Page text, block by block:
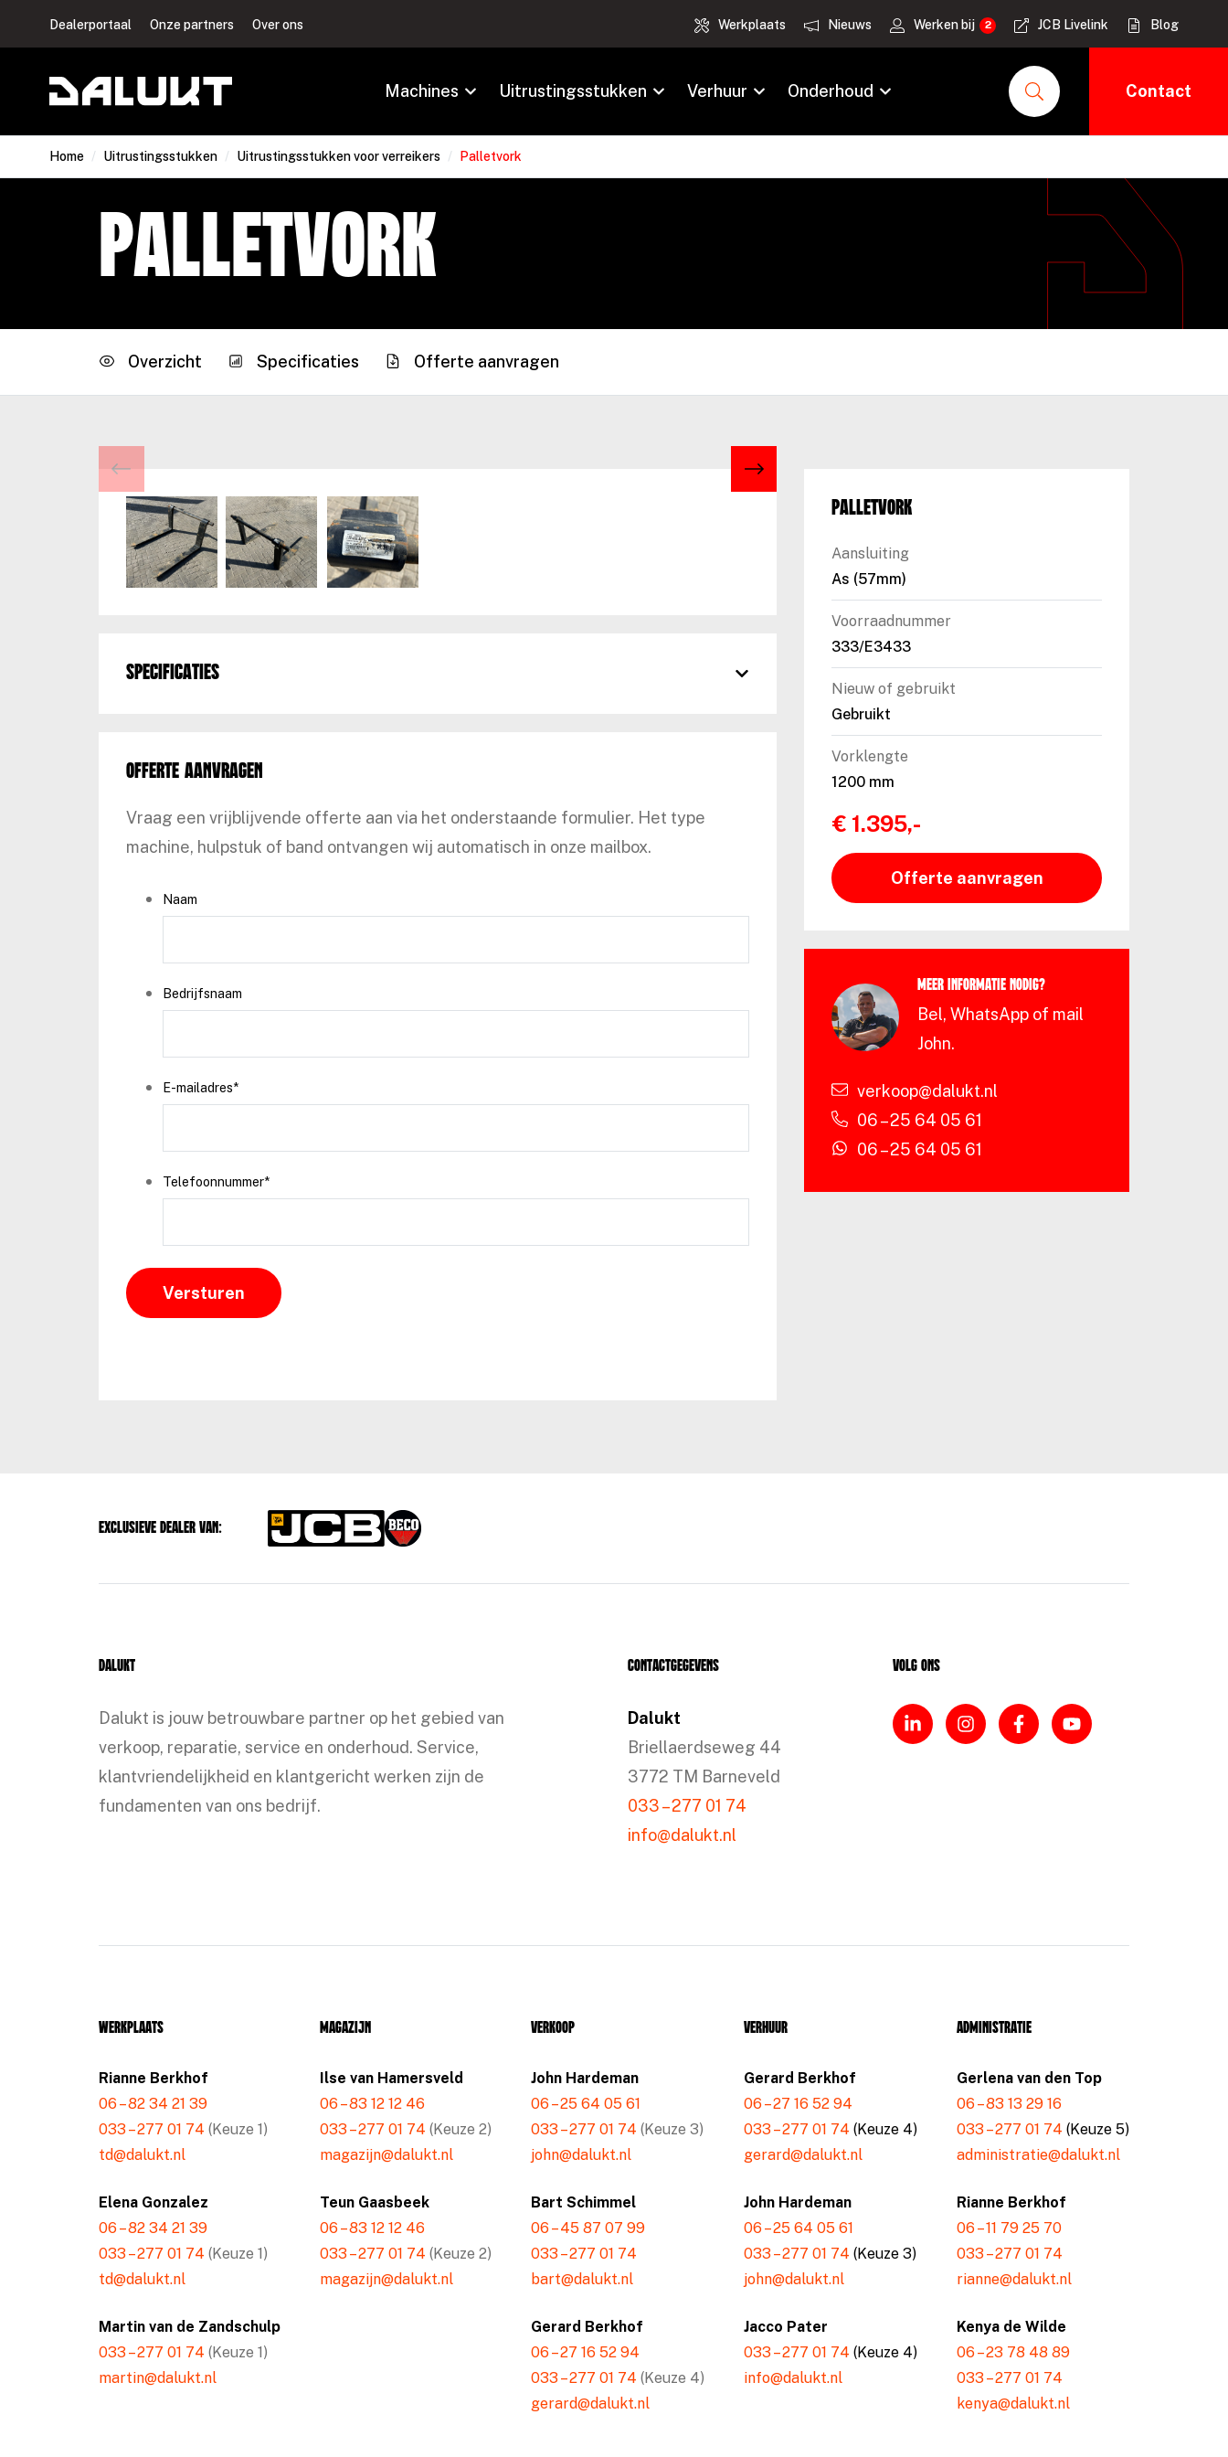
Dealerportaal Onze partners Over ons Werkplaats Nieuws Werken bij JCB Livelink Blog
Machines Uitrustingsstukken Verhuur Onderhoud Contact
Home / Uitrustingsstukken / Uitrustingsstukken voor verreikers / Palletvork
Palletvork
Overzicht Specificaties Offerte aanvragen
Specificaties
Offerte aanvragen
Vraag een vrijblijvende offerte aan via het onderstaande formulier. Het type
machine, hulpstuk of band ontvangen wij automatisch in onze mailbox.
Naam
Bedrijfsnaam
E-mailadres*
Telefoonnummer*
Palletvork
Aansluiting
As (57mm)
Voorraadnummer
333/E3433
Nieuw of gebruikt
Gebruikt
Vorklengte
1200 mm
€ 1.395,-
Offerte aanvragen
Meer informatie nodig?
Bel, WhatsApp of mail
John.
verkoop@dalukt.nl
06 – 25 64 05 61
06 – 25 64 05 61
Exclusieve dealer van:
Dalukt
Dalukt is jouw betrouwbare partner op het gebied van
verkoop, reparatie, service en onderhoud. Service,
klantvriendelijkheid en klantgericht werken zijn de
fundamenten van ons bedrijf.
Contactgegevens
Dalukt
Briellaerdseweg 44
3772 TM Barneveld
033 – 277 01 74
info@dalukt.nl
Volg ons
Werkplaats
Rianne Berkhof
06 – 82 34 21 39
033 – 277 01 74 (Keuze 1)
td@dalukt.nl
Elena Gonzalez
06 – 82 34 21 39
033 – 277 01 74 (Keuze 1)
td@dalukt.nl
Martin van de Zandschulp
033 – 277 01 74 (Keuze 1)
martin@dalukt.nl
Magazijn
Ilse van Hamersveld
06 – 83 12 12 46
033 – 277 01 74 (Keuze 2)
magazijn@dalukt.nl
Teun Gaasbeek
06 – 83 12 12 46
033 – 277 01 74 (Keuze 2)
magazijn@dalukt.nl
Verkoop
John Hardeman
06 – 25 64 05 61
033 – 277 01 74 (Keuze 3)
john@dalukt.nl
Bart Schimmel
06 – 45 87 07 99
033 – 277 01 74
bart@dalukt.nl
Gerard Berkhof
06 – 27 16 52 94
033 – 277 01 74 (Keuze 4)
gerard@dalukt.nl
Verhuur
Gerard Berkhof
06 – 27 16 52 94
033 – 277 01 74 (Keuze 4)
gerard@dalukt.nl
John Hardeman
06 – 25 64 05 61
033 – 277 01 74 (Keuze 3)
john@dalukt.nl
Jacco Pater
033 – 277 01 74 (Keuze 4)
info@dalukt.nl
Administratie
Gerlena van den Top
06 – 83 13 29 16
033 – 277 01 74 (Keuze 5)
administratie@dalukt.nl
Rianne Berkhof
06 – 11 79 25 70
033 – 277 01 74
rianne@dalukt.nl
Kenya de Wilde
06 – 23 78 48 89
033 – 277 01 74
kenya@dalukt.nl